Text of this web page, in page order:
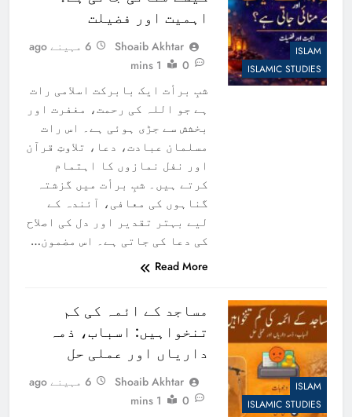
ISLAM
ISLAMIC STUDIES
اہمیت اور فضیلت
Shoaib Akhtar
6 مہینے ago
0
1 mins
شبِ برأت ایک بابرکت اسلامی رات
ہے جو اللہ کی رحمت، مغفرت اور
بخشش سے جڑی ہوئی ہے۔ اس رات
مسلمان عبادت، دعا، تلاوتِ قرآن
اور نفل نمازوں کا اہتمام
کرتے ہیں۔ شبِ برأت میں گزشتہ
گناہوں کی معافی، آئندہ کے
لیے بہتر تقدیر اور دل کی اصلاح
کی دعا کی جاتی ہے۔ اس مضمون…
Read More
ISLAM
ISLAMIC STUDIES
مساجد کے ائمہ کی کم
تنخواہیں: اسباب، ذمہ
داریاں اور عملی حل
Shoaib Akhtar
6 مہینے ago
0
1 mins